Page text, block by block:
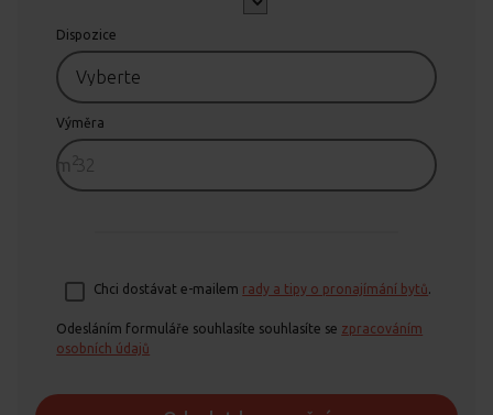
Dispozice
Výměra
m 2
Chci dostávat e-mailem rady a tipy o pronajímání bytů.
Odesláním formuláře souhlasíte souhlasíte se zpracováním
osobních údajů